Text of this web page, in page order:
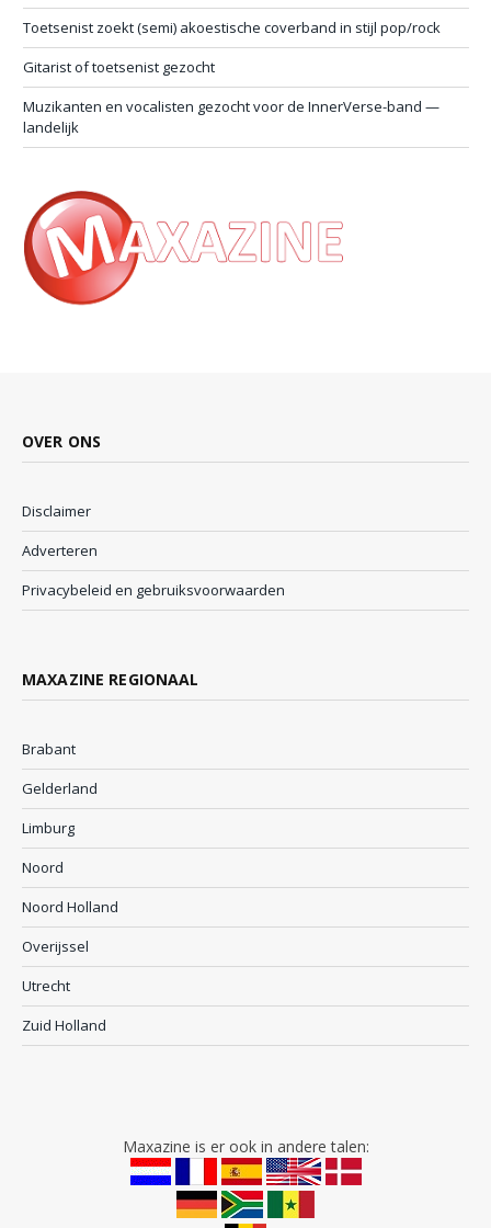
Toetsenist zoekt (semi) akoestische coverband in stijl pop/rock
Gitarist of toetsenist gezocht
Muzikanten en vocalisten gezocht voor de InnerVerse-band —
landelijk
OVER ONS
Disclaimer
Adverteren
Privacybeleid en gebruiksvoorwaarden
MAXAZINE REGIONAAL
Brabant
Gelderland
Limburg
Noord
Noord Holland
Overijssel
Utrecht
Zuid Holland
Maxazine is er ook in andere talen: